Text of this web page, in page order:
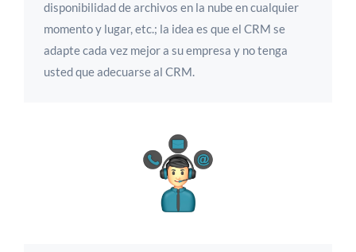
disponibilidad de archivos en la nube en cualquier
momento y lugar, etc.; la idea es que el CRM se
adapte cada vez mejor a su empresa y no tenga
usted que adecuarse al CRM.